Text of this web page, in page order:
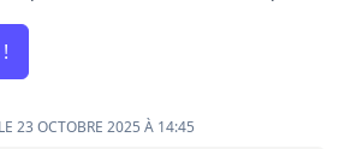
23 OCTOBRE 2025 À 14:45